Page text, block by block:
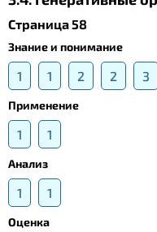
Страница 58
Знание и понимание
1 1 2 2 3
Применение
1 1
Анализ
1 1
Оценка